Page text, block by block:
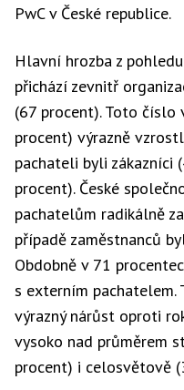
PwC v České republice.
Hlavní hrozba z
přichází zevnitř
(67 procent). Toto číslo
procent) výrazně
pachateli byli zákazníci
procent). České
pachatelům radikálně
případě zaměstnanců
Obdobně v 71
s externím pachatelem.
výrazný nárůst oproti
vysoko nad průměrem
procent) i celosvětově